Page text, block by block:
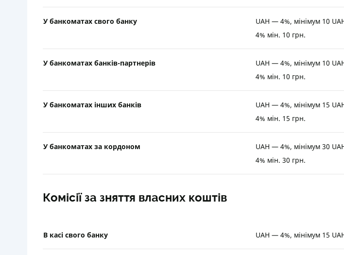
У банкоматах свого банку
UAH — 4%, мінімум 10
4% мін. 10 грн.
У банкоматах банків-партнерів
UAH — 4%, мінімум 10
4% мін. 10 грн.
У банкоматах інших банків
UAH — 4%, мінімум 15
4% мін. 15 грн.
У банкоматах за кордоном
UAH — 4%, мінімум 30
4% мін. 30 грн.
Комісії за зняття власних коштів
В касі свого банку UAH — 4%, мінімум 15